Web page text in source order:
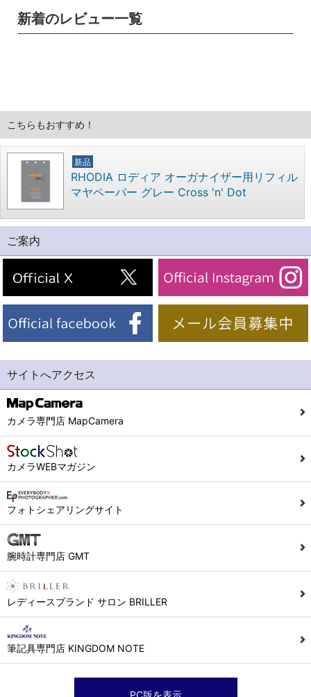
新着のレビュー一覧
こちらもおすすめ！
新品
RHODIA ロディア オーガナイザー用リフィル
マヤペーパー グレー Cross 'n' Dot
ご案内
サイトへアクセス
カメラ専門店 MapCamera
カメラWEBマガジン
フォトシェアリングサイト
腕時計専門店 GMT
レディースブランド サロン BRILLER
筆記具専門店 KINGDOM NOTE